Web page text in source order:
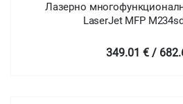
Лазерно
LaserJet MFP
349.01 € /